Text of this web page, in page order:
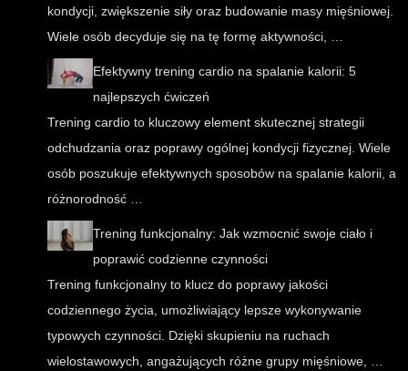
kondycji, zwiększenie siły oraz budowanie masy mięśniowej.
Wiele osób decyduje się na tę formę aktywności, …
Efektywny trening cardio na spalanie kalorii: 5
najlepszych ćwiczeń
Trening cardio to kluczowy element skutecznej strategii
odchudzania oraz poprawy ogólnej kondycji fizycznej. Wiele
osób poszukuje efektywnych sposobów na spalanie kalorii, a
różnorodność …
Trening funkcjonalny: Jak wzmocnić swoje ciało i
poprawić codzienne czynności
Trening funkcjonalny to klucz do poprawy jakości
codziennego życia, umożliwiający lepsze wykonywanie
typowych czynności. Dzięki skupieniu na ruchach
wielostawowych, angażujących różne grupy mięśniowe, …